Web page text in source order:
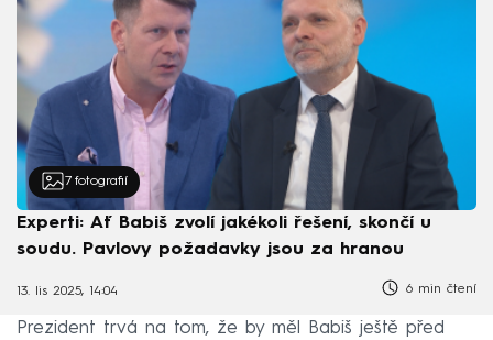
7 fotografií
Experti: Ať Babiš zvolí jakékoli řešení, skončí u
soudu. Pavlovy požadavky jsou za hranou
13. lis 2025, 14:04 6 min čtení
Prezident trvá na tom, že by měl Babiš ještě před